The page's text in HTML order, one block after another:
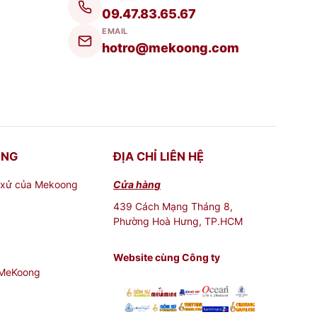
09.47.83.65.67
EMAIL
hotro@mekoong.com
của Mekoong
ĐỊA CHỈ LIÊN HỆ
Cửa hàng
439 Cách Mạng Tháng 8,
Phường Hoà Hưng, TP.HCM
Website cùng Công ty